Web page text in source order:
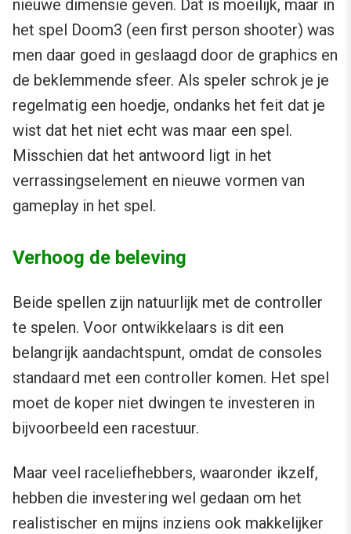
nieuwe dimensie geven. Dat is moeilijk, maar in
het spel Doom3 (een first person shooter) was
men daar goed in geslaagd door de graphics en
de beklemmende sfeer. Als speler schrok je je
regelmatig een hoedje, ondanks het feit dat je
wist dat het niet echt was maar een spel.
Misschien dat het antwoord ligt in het
verrassingselement en nieuwe vormen van
gameplay in het spel.
Verhoog de beleving
Beide spellen zijn natuurlijk met de controller
te spelen. Voor ontwikkelaars is dit een
belangrijk aandachtspunt, omdat de consoles
standaard met een controller komen. Het spel
moet de koper niet dwingen te investeren in
bijvoorbeeld een racestuur.
Maar veel raceliefhebbers, waaronder ikzelf,
hebben die investering wel gedaan om het
realistischer en mijns inziens ook makkelijker